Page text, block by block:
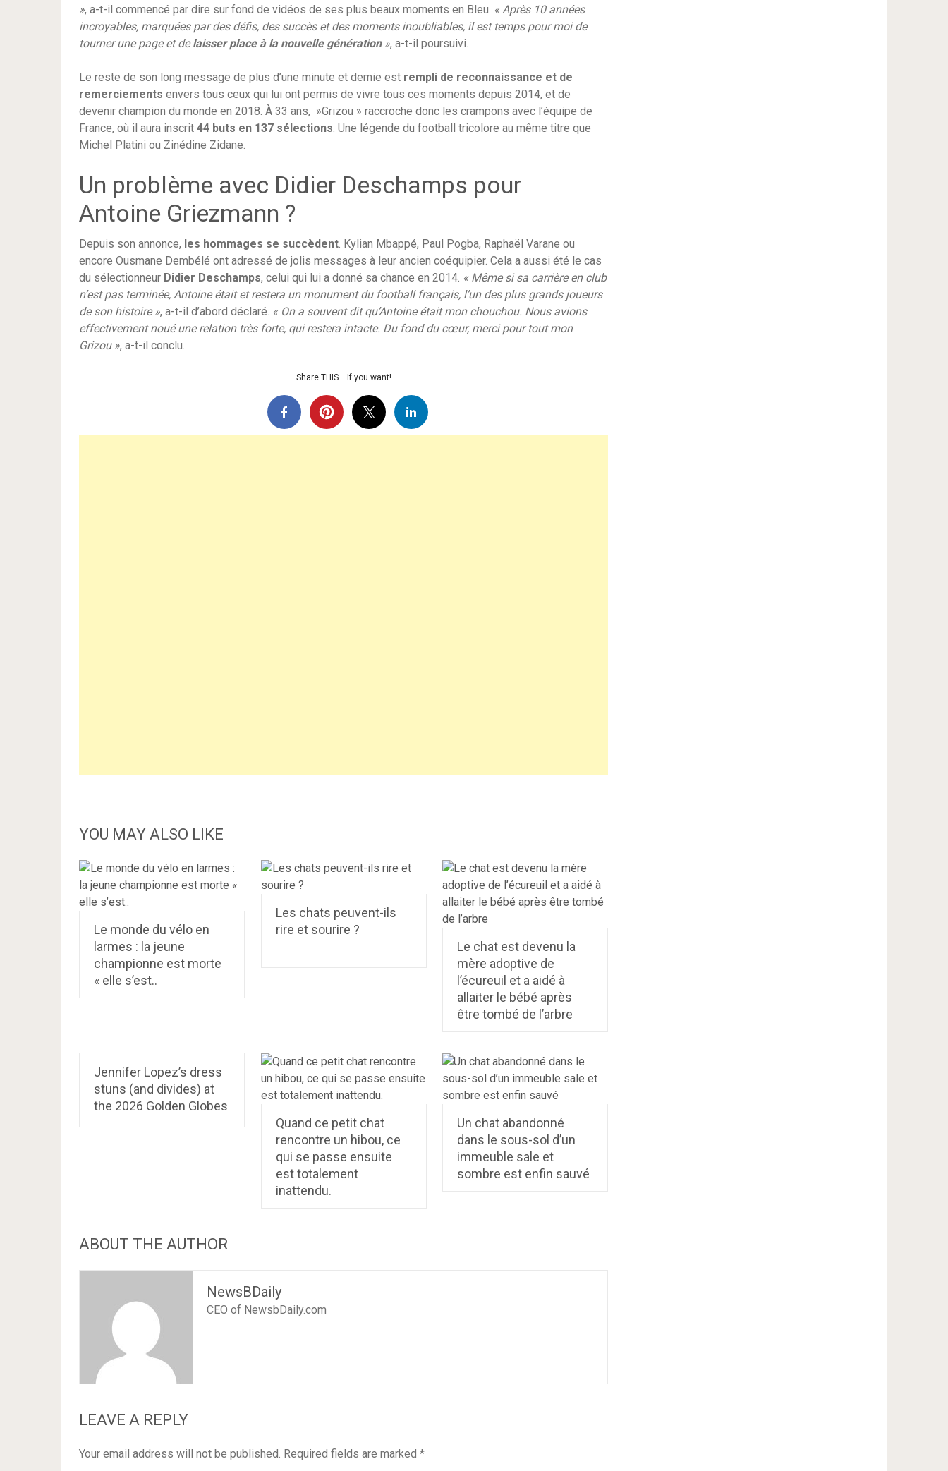
», a-t-il commencé par dire sur fond de vidéos de ses plus beaux moments en Bleu. « Après 10 années
incroyables, marquées par des défis, des succès et des moments inoubliables, il est temps pour moi de
tourner une page et delaisser place à la nouvelle génération », a-t-il poursuivi.
Le reste de son long message de plus d’une minute et demie est rempli de reconnaissance et de
remerciements envers tous ceux qui lui ont permis de vivre tous ces moments depuis 2014, et de
devenir champion du monde en 2018. À 33 ans, »Grizou » raccroche donc les crampons avec l’équipe de
France, où il aura inscrit 44 buts en 137 sélections. Une légende du football tricolore au même titre que
Michel Platini ou Zinédine Zidane.
Un problème avec Didier Deschamps pour
Antoine Griezmann ?
Depuis son annonce, les hommages se succèdent. Kylian Mbappé, Paul Pogba, Raphaël Varane ou
encore Ousmane Dembélé ont adressé de jolis messages à leur ancien coéquipier. Cela a aussi été le cas
du sélectionneur Didier Deschamps, celui qui lui a donné sa chance en 2014. « Même si sa carrière en club
n’est pas terminée, Antoine était et restera un monument du football français, l’un des plus grands joueurs
de son histoire », a-t-il d’abord déclaré. « On a souvent dit qu’Antoine était mon chouchou. Nous avions
effectivement noué une relation très forte, qui restera intacte. Du fond du cœur, merci pour tout mon
Grizou », a-t-il conclu.
Share THIS… If you want!
YOU MAY ALSO LIKE
Le monde du vélo en
larmes : la jeune
championne est morte
« elle s’est..
Les chats peuvent-ils
rire et sourire ?
Le chat est devenu la
mère adoptive de
l’écureuil et a aidé à
allaiter le bébé après
être tombé de l’arbre
Jennifer Lopez’s dress
stuns (and divides) at
the 2026 Golden Globes
Quand ce petit chat
rencontre un hibou, ce
qui se passe ensuite
est totalement
inattendu.
Un chat abandonné
dans le sous-sol d’un
immeuble sale et
sombre est enfin sauvé
ABOUT THE AUTHOR
NewsBDaily
CEO of NewsbDaily.com
LEAVE A REPLY
Your email address will not be published. Required fields are marked *